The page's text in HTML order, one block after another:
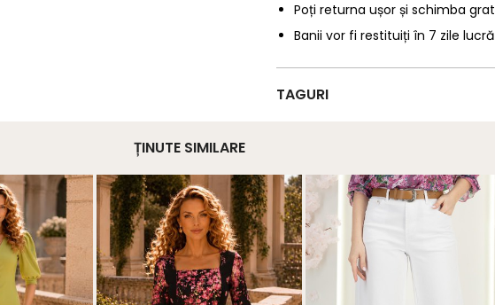
Poți returna ușor și schimba
Banii vor fi restituiți în 7 zile
TAGURI
ȚINUTE SIMILARE